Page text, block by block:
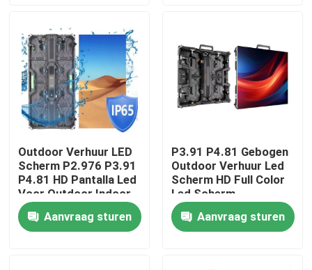
Video's
VR-show
Over ons
Fabriekstocht
Kwaliteitscontrole
Outdoor Verhuur LED
Scherm P2.976 P3.91
P4.81 HD Pantalla Led
Voor Outdoor Indoor
Concert Evenement
Reclame Verhuur
Scherm
Aanvraag sturen
P3.91 P4.81 Gebogen
Outdoor Verhuur Led
Scherm HD Full Color
Led Scherm
evenementen led
schermAanvraag sturen